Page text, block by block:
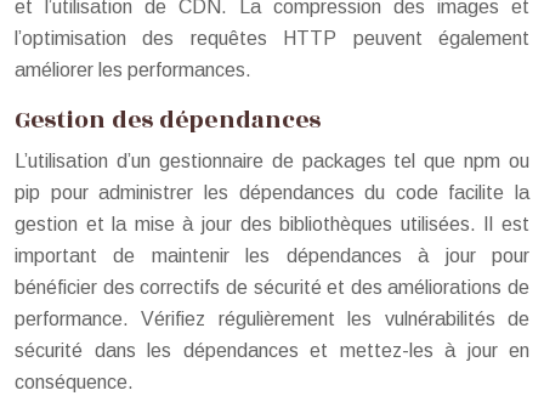
et l’utilisation de CDN. La compression des images et
l’optimisation des requêtes HTTP peuvent également
améliorer les performances.
Gestion des dépendances
L’utilisation d’un gestionnaire de packages tel que npm ou
pip pour administrer les dépendances du code facilite la
gestion et la mise à jour des bibliothèques utilisées. Il est
important de maintenir les dépendances à jour pour
bénéficier des correctifs de sécurité et des améliorations de
performance. Vérifiez régulièrement les vulnérabilités de
sécurité dans les dépendances et mettez-les à jour en
conséquence.